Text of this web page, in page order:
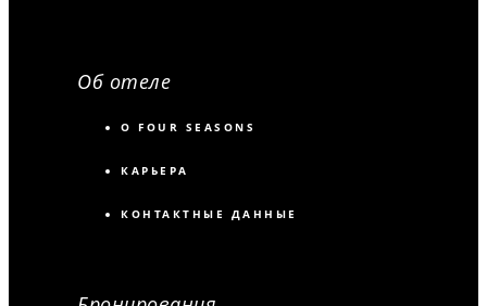
Об отеле
О FOUR SEASONS
КАРЬЕРА
КОНТАКТНЫЕ ДАННЫЕ